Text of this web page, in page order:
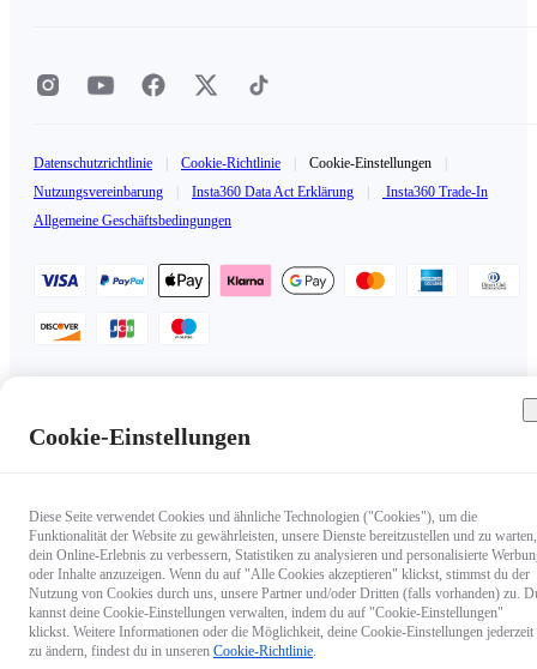
Datenschutzrichtlinie Cookie-Richtlinie Cookie-Einstellungen
Nutzungsvereinbarung
Insta360 Data Act Erklärung
Insta360 Trade-In
Allgemeine Geschäftsbedingungen
Copyright © 2025 Insta360 All rights reserved.
Cookie-Einstellungen
Diese Seite verwendet Cookies und ähnliche Technologien ("Cookies"), um die
Funktionalität der Website zu gewährleisten, unsere Dienste bereitzustellen und zu warten,
dein Online-Erlebnis zu verbessern, Statistiken zu analysieren und personalisierte
oder Inhalte anzuzeigen. Wenn du auf "Alle Cookies akzeptieren" klickst, stimmst du der
Nutzung von Cookies durch uns, unsere Partner und/oder Dritten (falls vorhanden) zu.
kannst deine Cookie-Einstellungen verwalten, indem du auf "Cookie-Einstellungen"
klickst. Weitere Informationen oder die Möglichkeit, deine Cookie-Einstellungen jederzeit
zu ändern, findest du in unseren Cookie-Richtlinie.